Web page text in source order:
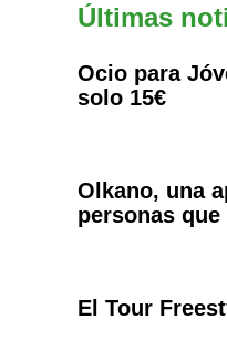
Últimas
Ocio para
solo 15€
Olkano, una
personas
El Tour